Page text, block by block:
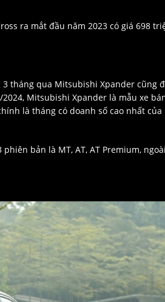
ra mắt đầu năm 2023 có giá 698
tháng qua Mitsubishi Xpander cũng
Mitsubishi Xpander là mẫu xe
là tháng có doanh số cao nhất của
bản là MT, AT, AT Premium,